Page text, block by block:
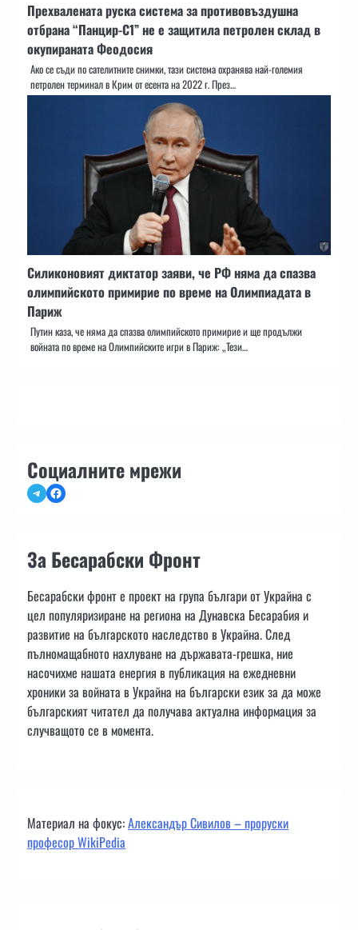
Прехвалената руска система за противовъздушна
отбрана “Панцир-С1” не е защитила петролен склад в
окупираната Феодосия
Ако се съди по сателитните снимки, тази система охранява най-големия
петролен терминал в Крим от есента на 2022 г. През…
Силиконовият диктатор заяви, че РФ няма да спазва
олимпийското примирие по време на Олимпиадата в
Париж
Путин каза, че няма да спазва олимпийското примирие и ще продължи
войната по време на Олимпийските игри в Париж: „Тези…
Социалните мрежи
TelegramFacebook
За Бесарабски Фронт
Бесарабски фронт е проект на група българи от Украйна с
цел популяризиране на региона на Дунавска Бесарабия и
развитие на българското наследство в Украйна. След
пълномащабното нахлуване на държавата-грешка, ние
насочихме нашата енергия в публикация на ежедневни
хроники за войната в Украйна на български език за да може
българският читател да получава актуална информация за
случващото се в момента.
Материал на фокус:Александър Сивилов – проруски
професор WikiPedia